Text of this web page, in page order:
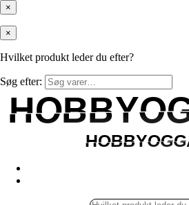
×
×
Hvilket produkt leder du efter?
Søg efter: